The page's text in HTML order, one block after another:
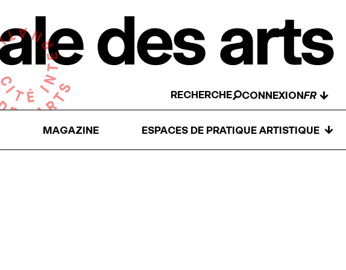
RECHERCHE CONNEXION ↓
MAGAZINE ESPACES DE PRATIQUE ARTISTIQUE ↓